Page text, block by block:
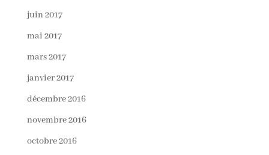
juin 2017
mai 2017
mars 2017
janvier 2017
décembre 2016
novembre 2016
octobre 2016